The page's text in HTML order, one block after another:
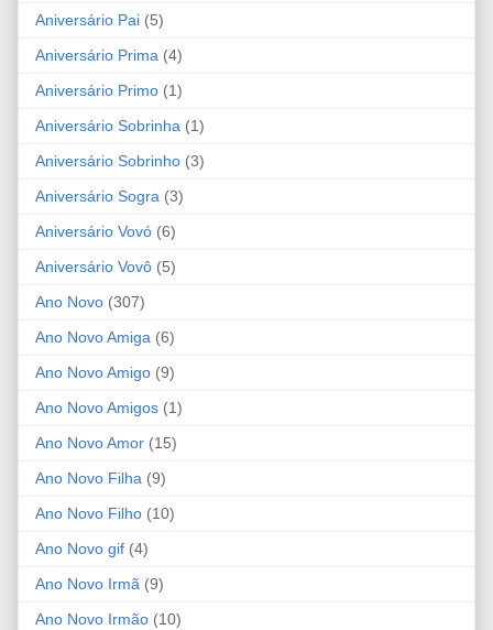
Aniversário Pai (5)
Aniversário Prima (4)
Aniversário Primo (1)
Aniversário Sobrinha (1)
Aniversário Sobrinho (3)
Aniversário Sogra (3)
Aniversário Vovó (6)
Aniversário Vovô (5)
Ano Novo (307)
Ano Novo Amiga (6)
Ano Novo Amigo (9)
Ano Novo Amigos (1)
Ano Novo Amor (15)
Ano Novo Filha (9)
Ano Novo Filho (10)
Ano Novo gif (4)
Ano Novo Irmã (9)
Ano Novo Irmão (10)